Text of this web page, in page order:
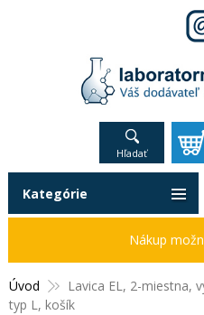
Hľadať
Úvod
Lavica EL, 2-miestna,
typ L, košík
Kategórie
Nákup